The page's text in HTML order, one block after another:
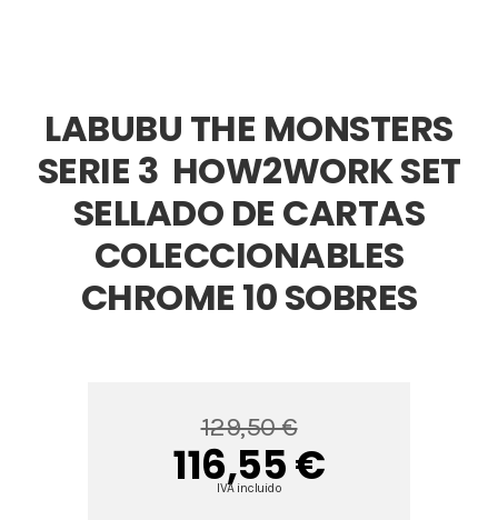
LABUBU THE MONSTERS
SERIE 3  HOW2WORK SET
SELLADO DE CARTAS
COLECCIONABLES
CHROME 10 SOBRES
129,50 €
116,55 €
IVA incluido